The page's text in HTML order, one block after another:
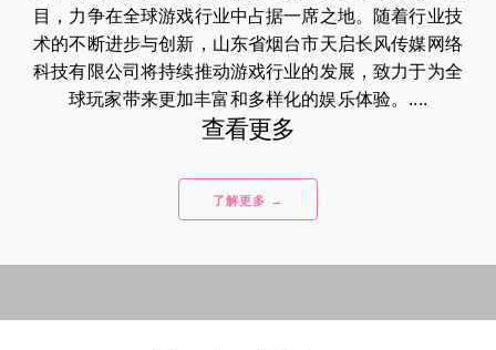
目，力争在全球游戏行业中占据一席之地。随着行业技
术的不断进步与创新，山东省烟台市天启长风传媒网络
科技有限公司将持续推动游戏行业的发展，致力于为全
球玩家带来更加丰富和多样化的娱乐体验。....
查看更多
了解更多 →